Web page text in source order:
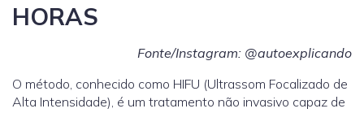
HORAS
Fonte/Instagram: @autoexplicando
O método, conhecido como HIFU (Ultrassom Focalizado de
Alta Intensidade), é um tratamento não invasivo capaz de